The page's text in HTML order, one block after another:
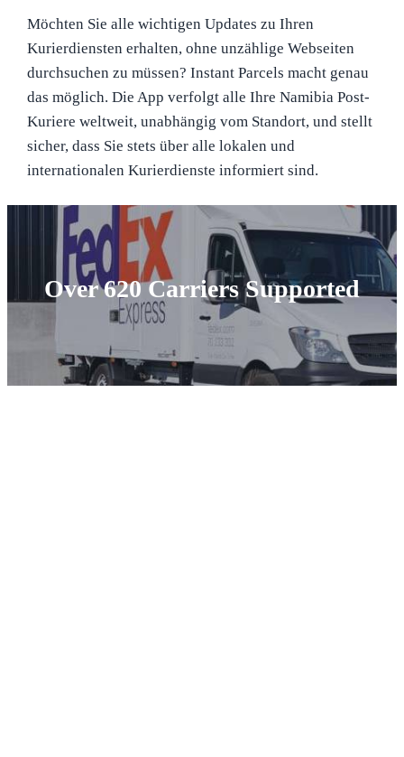
Möchten Sie alle wichtigen Updates zu Ihren
Kurierdiensten erhalten, ohne unzählige Webseiten
durchsuchen zu müssen? Instant Parcels macht genau
das möglich. Die App verfolgt alle Ihre Namibia Post-
Kuriere weltweit, unabhängig vom Standort, und stellt
sicher, dass Sie stets über alle lokalen und
internationalen Kurierdienste informiert sind.
Over 620 Carriers Supported